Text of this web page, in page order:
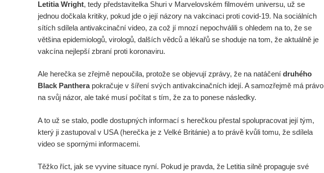
Letitia Wright, tedy představitelka Shuri v Marvelovském filmovém universu, už se
jednou dočkala kritiky, pokud jde o její názory na vakcinaci proti covid-19. Na sociálních
sítích sdílela antivakcinační video, za což jí mnozí nepochválili s ohledem na to, že se
většina epidemiologů, virologů, dalších vědců a lékařů se shoduje na tom, že aktuálně je
vakcína nejlepší zbraní proti koronaviru.
Ale herečka se zřejmě nepoučila, protože se objevují zprávy, že na natáčení druhého
Black Pantherapokračuje v šíření svých antivakcinačních idejí. A samozřejmě má právo
na svůj názor, ale také musí počítat s tím, že za to ponese následky.
A to už se stalo, podle dostupných informací s herečkou přestal spolupracovat její tým,
který ji zastupoval v USA (herečka je z Velké Británie) a to právě kvůli tomu, že sdílela
video se spornými informacemi.
Těžko říct, jak se vyvine situace nyní. Pokud je pravda, že Letitia silně propaguje své